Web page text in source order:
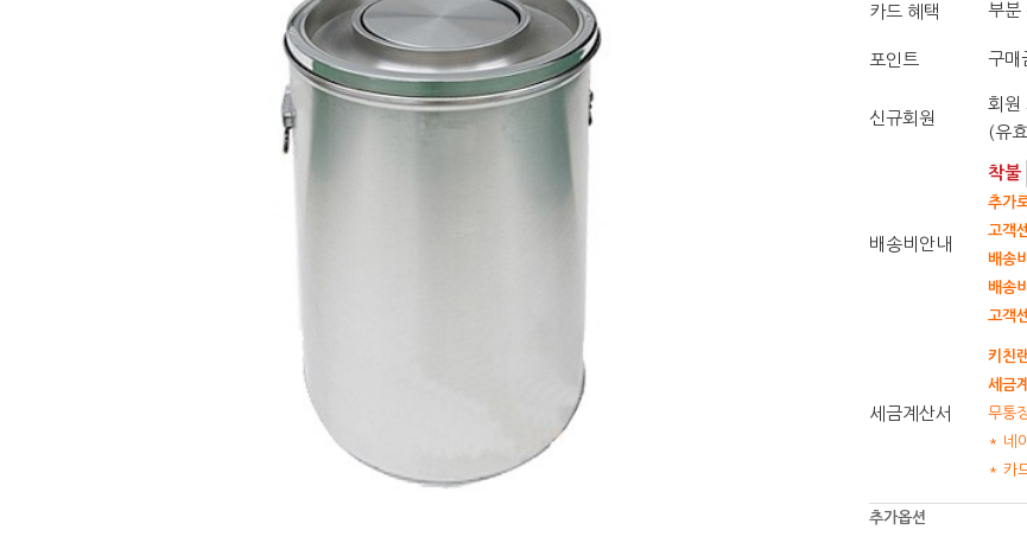
카드 혜택 부분
포인트 구매
신규회원
회원
(유
배송비안내
착불
추가
고객
배송
배송
고객
세금계산서
키친
세금
무통
* 네
* 카
추가옵션